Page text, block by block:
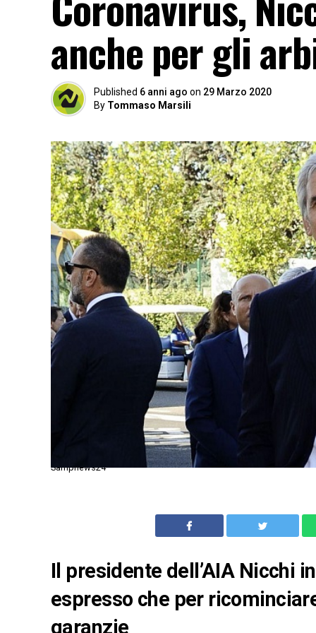
anche per gli
Published 6 anni ago on 29 Marzo 2020
By Tommaso Marsili
Sampnews24
Il presidente dell’AIA Nicchi
espresso che per
garanzie